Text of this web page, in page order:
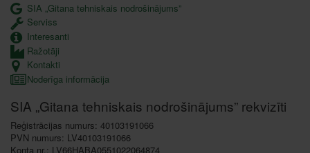
SIA „Gitana tehniskais nodrošinājums”
Serviss
Interesanti
Ražotāji
Kontakti
Noderīga informācija
SIA „Gitana tehniskais nodrošinājums” rekvizīti
Reģistrācijas numurs: 40103191066
PVN numurs: LV40103191066
Konta nr.: LV66HABA0551022064874